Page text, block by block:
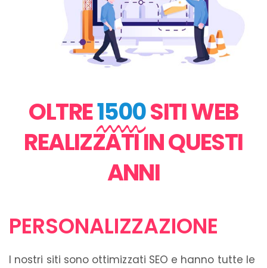
OLTRE1500SITI WEB
REALIZZATI IN QUESTI
ANNI
PERSONALIZZAZIONE
I nostri siti sono ottimizzati SEO e hanno tutte le